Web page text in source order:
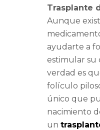
Trasplante
Aunque
ayudarte a
estimular su
verdad es
folículo
único que
nacimiento
un